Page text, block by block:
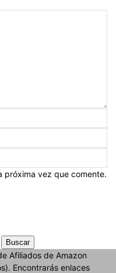
próxima vez que comente.
Buscar
Afiliados de Amazon
Encontrarás enlaces